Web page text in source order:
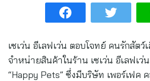
เซเว่น อีเลฟเว่น ตอบโจทย์ คนรักสัตว์
จำหน่ายสินค้าในร้าน เซเว่น อีเลฟเว่
“Happy Pets” ซึ่งมีบริษัท เพอร์เฟค